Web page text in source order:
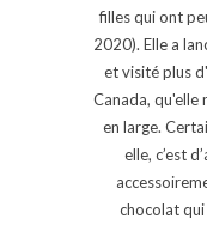
filles qui ont
2020). Elle a
et visité plus
Canada, qu'elle
en large.
elle, c’est
chocolat